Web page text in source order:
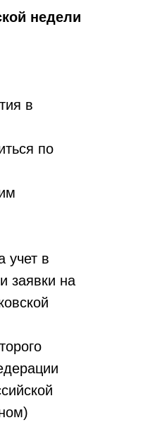
недели
в
по
учет в
заявки на